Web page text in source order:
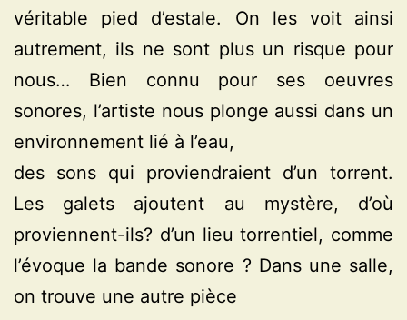
véritable pied d’estale. On les voit ainsi
autrement, ils ne sont plus un risque pour
nous… Bien connu pour ses oeuvres
sonores, l’artiste nous plonge aussi dans un
environnement lié à l’eau,
des sons qui proviendraient d’un torrent.
Les galets ajoutent au mystère, d’où
proviennent-ils? d’un lieu torrentiel, comme
l’évoque la bande sonore ? Dans une salle,
on trouve une autre pièce